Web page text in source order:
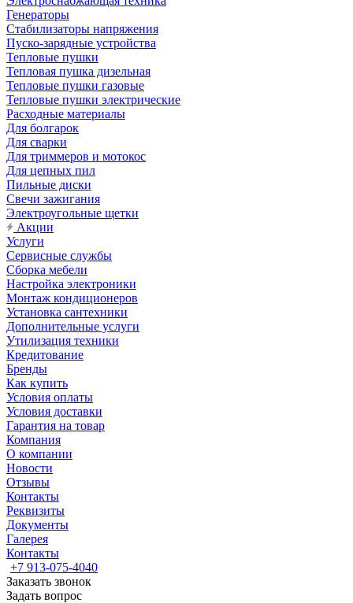
Генераторы
Стабилизаторы напряжения
Пуско-зарядные устройства
Тепловые пушки
Тепловая пушка дизельная
Тепловые пушки газовые
Тепловые пушки электрические
Расходные материалы
Для болгарок
Для сварки
Для триммеров и мотокос
Для цепных пил
Пильные диски
Свечи зажигания
Электроугольные щетки
Акции
Услуги
Сервисные службы
Сборка мебели
Настройка электроники
Монтаж кондиционеров
Установка сантехники
Дополнительные услуги
Утилизация техники
Кредитование
Бренды
Как купить
Условия оплаты
Условия доставки
Гарантия на товар
Компания
О компании
Новости
Отзывы
Контакты
Реквизиты
Документы
Галерея
Контакты
+7 913-075-4040
Заказать звонок
Задать вопрос